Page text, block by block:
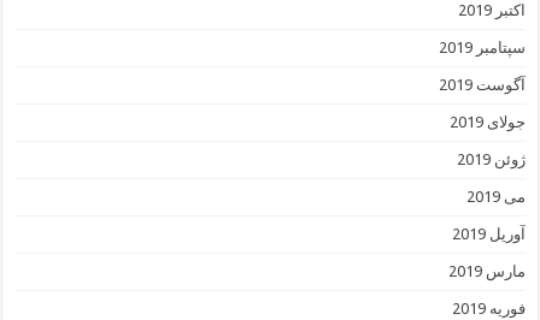
اکتبر 2019
سپتامبر 2019
آگوست 2019
جولای 2019
ژوئن 2019
می 2019
آوریل 2019
مارس 2019
فوریه 2019